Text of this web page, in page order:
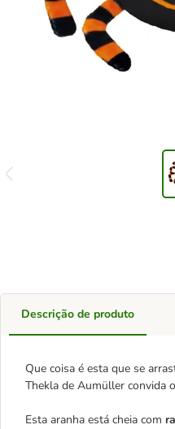
Descrição de produto
Que coisa é esta que se
Thekla de Aumüller convida
Esta aranha está cheia com